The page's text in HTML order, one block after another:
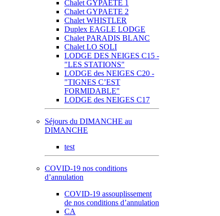
Chalet GYPAETE 1
Chalet GYPAETE 2
Chalet WHISTLER
Duplex EAGLE LODGE
Chalet PARADIS BLANC
Chalet LO SOLI
LODGE DES NEIGES C15 -
"LES STATIONS"
LODGE des NEIGES C20 -
"TIGNES C’EST
FORMIDABLE"
LODGE des NEIGES C17
Séjours du DIMANCHE au
DIMANCHE
test
COVID-19 nos conditions
d’annulation
COVID-19 assouplissement
de nos conditions d’annulation
CA